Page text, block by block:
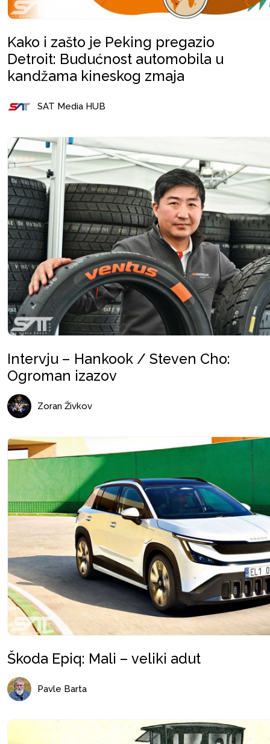
Kako i zašto je Peking pregazio
Detroit: Budućnost automobila u
kandžama kineskog zmaja
SAT Media HUB
Intervju – Hankook / Steven Cho:
Ogroman izazov
Zoran Živkov
Škoda Epiq: Mali – veliki adut
Pavle Barta